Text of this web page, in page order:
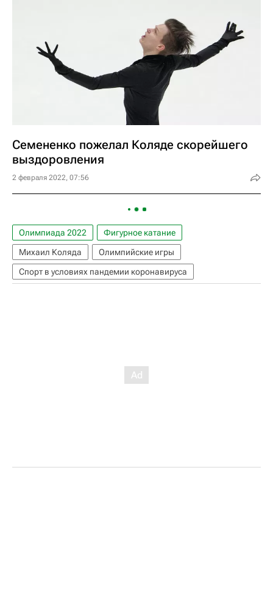
Семененко пожелал Коляде скорейшего
выздоровления
2 февраля 2022, 07:56
Олимпиада 2022
Фигурное катание
Михаил Коляда
Олимпийские игры
Спорт в условиях пандемии коронавируса